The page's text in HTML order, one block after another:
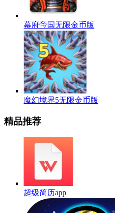
幕府帝国无限金币版
魔幻境界5无限金币版
精品推荐
超级简历app